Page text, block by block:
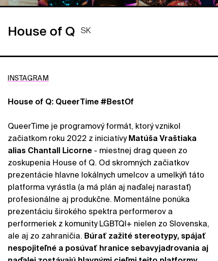
House of Q SK
INSTAGRAM
House of Q: QueerTime #BestOf
QueerTime je programový formát, ktorý vznikol
začiatkom roku 2022 z iniciatívy Matúša Vraštiaka
alias Chantall Licorne - miestnej drag queen zo
zoskupenia House of Q. Od skromných začiatkov
prezentácie hlavne lokálnych umelcov a umelkýň táto
platforma vyrástla (a má plán aj naďalej narastať)
profesionálne aj produkčne. Momentálne ponúka
prezentáciu širokého spektra performerov a
performeriek z komunity LGBTQI+ nielen zo Slovenska,
ale aj zo zahraničia. Búrať zažité stereotypy, spájať
nespojiteľné a posúvať hranice sebavyjadrovania aj